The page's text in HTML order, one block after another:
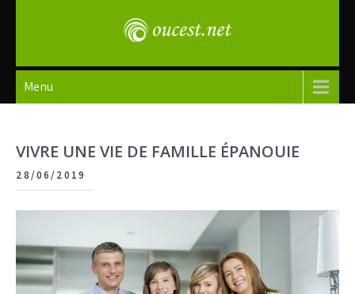
oucest
Menu
VIVRE UNE VIE DE FAMILLE ÉPANOUIE
28/06/2019